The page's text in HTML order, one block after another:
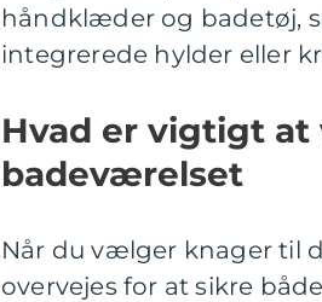
håndklæder og badetøj,
integrerede hylder eller
Hvad er vigtigt
badeværelset
Når du vælger knager til
overvejes for at sikre